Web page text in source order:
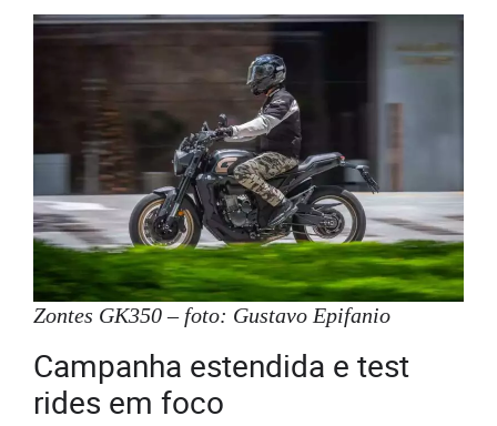
Zontes GK350 – foto: Gustavo Epifanio
Campanha estendida e test
rides em foco